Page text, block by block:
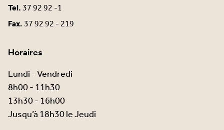
Tel.37 92 92 -1
Fax.37 92 92 - 219
Horaires
Lundi - Vendredi
8h00 - 11h30
13h30 - 16h00
Jusqu’à 18h30 le Jeudi